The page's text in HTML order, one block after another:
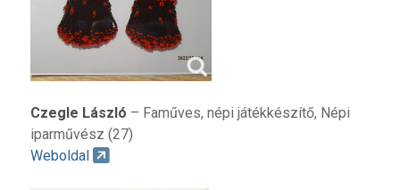
Czegle László – Faműves, népi játékkészítő, Népi
iparművész (27)
Weboldal